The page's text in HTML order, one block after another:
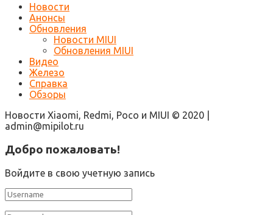
Новости
Анонсы
Обновления
Новости MIUI
Обновления MIUI
Видео
Железо
Справка
Обзоры
Новости Xiaomi, Redmi, Poco и MIUI © 2020 |
admin@mipilot.ru
Добро пожаловать!
Войдите в свою учетную запись